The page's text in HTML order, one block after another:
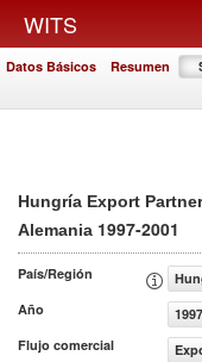
WITS
Datos Básicos Resumen
Hungría Export
Alemania 1997-2001
País/Región
Año
Flujo comercial